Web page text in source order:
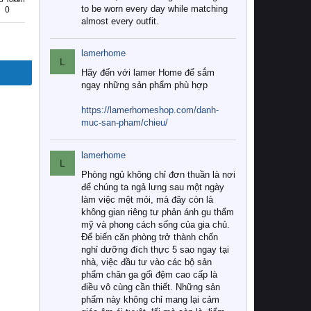
0
to be worn every day while matching
almost every outfit.
L
lamerhome
Hãy đến với lamer Home để sắm
ngay những sản phẩm phù hợp
https://lamerhomeshop.com/danh-
muc-san-pham/chieu/
L
lamerhome
Phòng ngủ không chỉ đơn thuần là nơi
để chúng ta ngả lưng sau một ngày
làm việc mệt mỏi, mà đây còn là
không gian riêng tư phản ánh gu thẩm
mỹ và phong cách sống của gia chủ.
Để biến căn phòng trở thành chốn
nghỉ dưỡng đích thực 5 sao ngay tại
nhà, việc đầu tư vào các bộ sản
phẩm chăn ga gối đệm cao cấp là
điều vô cùng cần thiết. Những sản
phẩm này không chỉ mang lại cảm